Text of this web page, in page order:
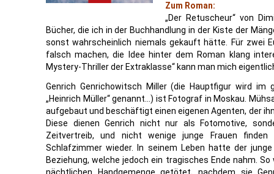
Zum Roman:
„Der Retuscheur“ von
Bücher, die ich in der Buchhandlung in der Kiste der
sonst wahrscheinlich niemals gekauft hätte. Für zwei
falsch machen, die Idee hinter dem Roman klang
Mystery-Thriller der Extraklasse“ kann man mich
Genrich Genrichowitsch Miller (die Hauptfigur wird
„Heinrich Müller“ genannt…) ist Fotograf in Moskau.
aufgebaut und beschäftigt einen eigenen Agenten, der
Diese dienen Genrich nicht nur als Fotomotive,
Zeitvertreib, und nicht wenige junge Frauen
Schlafzimmer wieder. In seinem Leben hatte der
Beziehung, welche jedoch ein tragisches Ende nahm.